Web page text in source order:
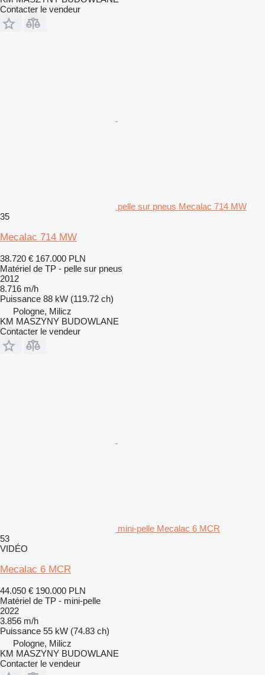
Contacter le vendeur
pelle sur pneus Mecalac 714 MW
35
Mecalac 714 MW
38.720 € 167.000 PLN
Matériel de TP - pelle sur pneus
2012
8.716 m/h
Puissance 88 kW (119.72 ch)
Pologne, Milicz
KM MASZYNY BUDOWLANE
Contacter le vendeur
mini-pelle Mecalac 6 MCR
53
VIDÉO
Mecalac 6 MCR
44.050 € 190.000 PLN
Matériel de TP - mini-pelle
2022
3.856 m/h
Puissance 55 kW (74.83 ch)
Pologne, Milicz
KM MASZYNY BUDOWLANE
Contacter le vendeur